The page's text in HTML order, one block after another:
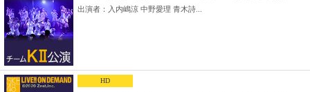
出演者：入内嶋涼 中野愛理 青木詩...
HD